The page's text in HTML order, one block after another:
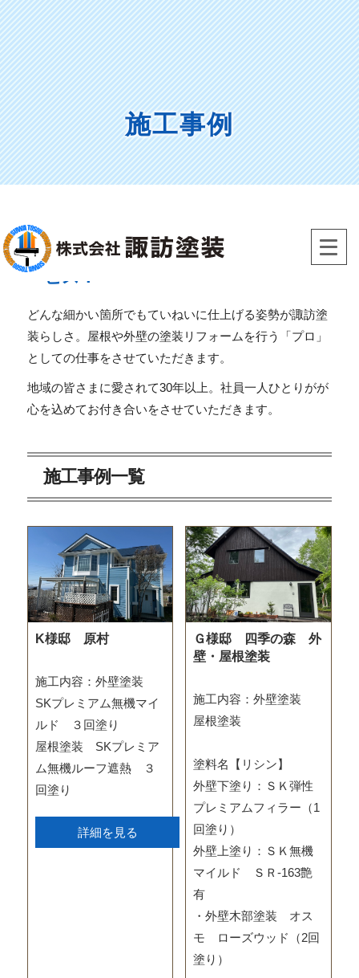
Skip
to
content
施工事例
高いお客様満足度！地域に密着したサ
ービス！
どんな細かい箇所でもていねいに仕上げる姿勢が諏訪塗
装らしさ。屋根や外壁の塗装リフォームを行う「プロ」
としての仕事をさせていただきます。
地域の皆さまに愛されて30年以上。社員一人ひとりがが
心を込めてお付き合いをさせていただきます。
施工事例一覧
K様邸 原村
施工内容：外壁塗装
SKプレミアム無機マイ
ルド ３回塗り
屋根塗装 SKプレミア
ム無機ルーフ遮熱 ３
回塗り
詳細を見る
Ｇ様邸 四季の森 外
壁・屋根塗装
施工内容：外壁塗装
屋根塗装
塗料名【リシン】
外壁下塗り：ＳＫ弾性
プレミアムフィラー（1
回塗り）
外壁上塗り：ＳＫ無機
マイルド ＳＲ-163艶
有
・外壁木部塗装 オス
モ ローズウッド（2回
塗り）